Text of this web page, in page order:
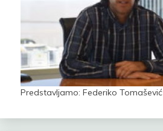
Predstavljamo: Federiko Tomašević